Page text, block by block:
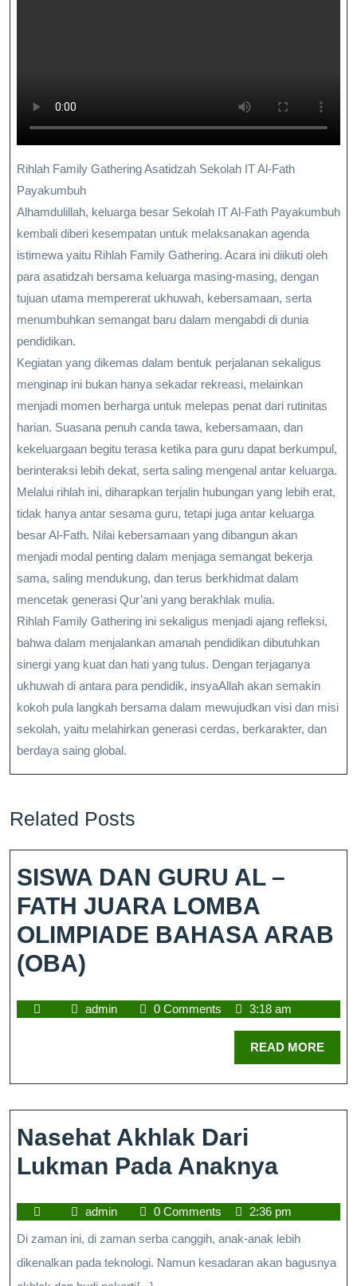
Rihlah Family Gathering Asatidzah Sekolah IT Al-Fath
Payakumbuh
Alhamdulillah, keluarga besar Sekolah IT Al-Fath Payakumbuh
kembali diberi kesempatan untuk melaksanakan agenda
istimewa yaitu Rihlah Family Gathering. Acara ini diikuti oleh
para asatidzah bersama keluarga masing-masing, dengan
tujuan utama mempererat ukhuwah, kebersamaan, serta
menumbuhkan semangat baru dalam mengabdi di dunia
pendidikan.
Kegiatan yang dikemas dalam bentuk perjalanan sekaligus
menginap ini bukan hanya sekadar rekreasi, melainkan
menjadi momen berharga untuk melepas penat dari rutinitas
harian. Suasana penuh canda tawa, kebersamaan, dan
kekeluargaan begitu terasa ketika para guru dapat berkumpul,
berinteraksi lebih dekat, serta saling mengenal antar keluarga.
Melalui rihlah ini, diharapkan terjalin hubungan yang lebih erat,
tidak hanya antar sesama guru, tetapi juga antar keluarga
besar Al-Fath. Nilai kebersamaan yang dibangun akan
menjadi modal penting dalam menjaga semangat bekerja
sama, saling mendukung, dan terus berkhidmat dalam
mencetak generasi Qur’ani yang berakhlak mulia.
Rihlah Family Gathering ini sekaligus menjadi ajang refleksi,
bahwa dalam menjalankan amanah pendidikan dibutuhkan
sinergi yang kuat dan hati yang tulus. Dengan terjaganya
ukhuwah di antara para pendidik, insyaAllah akan semakin
kokoh pula langkah bersama dalam mewujudkan visi dan misi
sekolah, yaitu melahirkan generasi cerdas, berkarakter, dan
berdaya saing global.
Related Posts
SISWA DAN GURU AL –
FATH JUARA LOMBA
OLIMPIADE BAHASA ARAB
(OBA)
admin 0 Comments 3:18 am
READ MORE
Nasehat Akhlak Dari
Lukman Pada Anaknya
admin 0 Comments
2:36 pm
Di zaman ini, di zaman serba canggih, anak-anak lebih
dikenalkan pada teknologi. Namun kesadaran akan bagusnya